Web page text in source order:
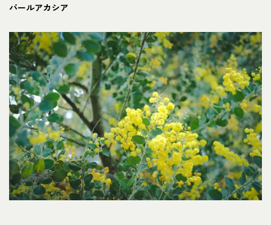
パールアカシア